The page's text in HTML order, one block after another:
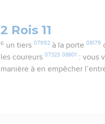
2 Rois 11
6 un tiers 07992à la porte 08179
les coureurs07323 08801 : vous
manière à en empêcher